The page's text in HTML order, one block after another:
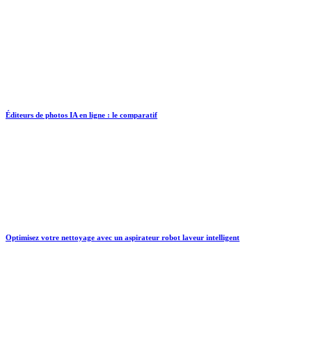
Éditeurs de photos IA en ligne : le comparatif
Optimisez votre nettoyage avec un aspirateur robot laveur intelligent